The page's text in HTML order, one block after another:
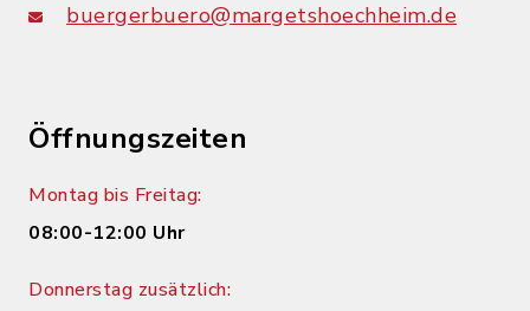
buergerbuero@margetshoechheim.de
Öffnungszeiten
Montag bis Freitag:
08:00-12:00 Uhr
Donnerstag zusätzlich: